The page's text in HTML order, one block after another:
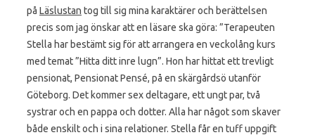
på Läslustan tog till sig mina karaktärer och berättelsen
precis som jag önskar att en läsare ska göra: ”Terapeuten
Stella har bestämt sig för att arrangera en veckolång kurs
med temat ”Hitta ditt inre lugn”. Hon har hittat ett trevligt
pensionat, Pensionat Pensé, på en skärgårdsö utanför
Göteborg. Det kommer sex deltagare, ett ungt par, två
systrar och en pappa och dotter. Alla har något som skaver
både enskilt och i sina relationer. Stella får en tuff uppgift